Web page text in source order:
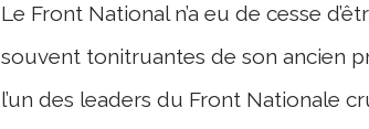
Le Front National n’a eu de cesse
souvent tonitruantes de son ancien
l’un des leaders du Front Nationale